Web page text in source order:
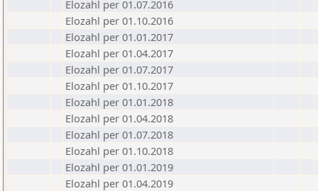
Elozahl per 01.07.2016
Elozahl per 01.10.2016
Elozahl per 01.01.2017
Elozahl per 01.04.2017
Elozahl per 01.07.2017
Elozahl per 01.10.2017
Elozahl per 01.01.2018
Elozahl per 01.04.2018
Elozahl per 01.07.2018
Elozahl per 01.10.2018
Elozahl per 01.01.2019
Elozahl per 01.04.2019